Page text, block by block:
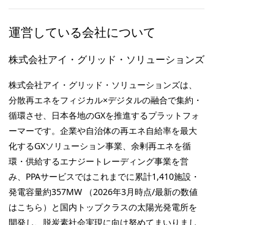
運営している会社について
株式会社アイ・グリッド・ソリューションズ
株式会社アイ・グリッド・ソリューションズは、
分散再エネをフィジカル×デジタルの融合で集約・
循環させ、日本各地のGXを推進するプラットフォ
ーマーです。企業や自治体の再エネ自給率を最大
化するGXソリューション事業、余剰再エネを循
環・供給するエナジートレーディング事業を営
み、PPAサービスではこれまでに累計1,410施設・
発電容量約357MW （2026年3月時点/最新の数値
はこちら ）と国内トップクラスの太陽光発電所を
開発し、脱炭素社会実現に向け努めてまいりまし